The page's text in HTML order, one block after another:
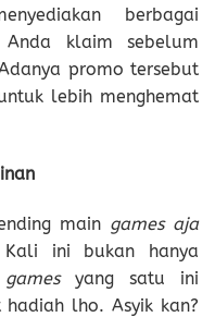
berbagai
klaim sebelum
promo tersebut
lebih menghemat
main games aja
ini bukan hanya
games yang satu ini
lho. Asyik kan?